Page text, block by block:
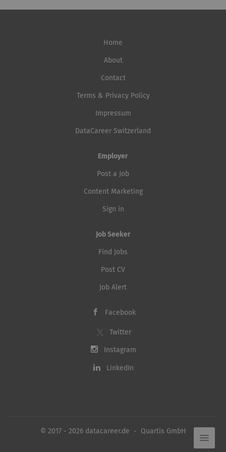
Home
About
Contact
Terms & Privacy Policy
Impressum
DataCareer Switzerland
Employer
Post a Job
Content Marketing
Sign in
Job Seeker
Find Jobs
Post CV
Job Alert
Facebook
Twitter
Instagram
LinkedIn
© 2017 - 2026 datacareer.de - Quartis GmbH